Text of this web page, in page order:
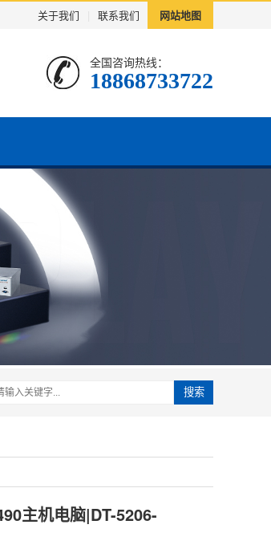
关于我们 联系我们 网站地图
全国咨询热线：
18868733722
搜索
主机电脑|DT-5206-